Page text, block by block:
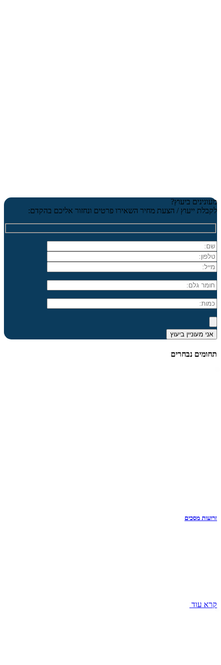
מעונינים ביעוץ?
לקבלת ייעוץ / הצעת מחיר השאירו פרטים ונחזור אליכם בהקדם:
תחומים נבחרים
זרועות מסכים
קרא עוד